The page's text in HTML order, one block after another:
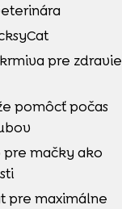
pre zdravie
pomôcť počas
pre mačky ako
pre maximálne